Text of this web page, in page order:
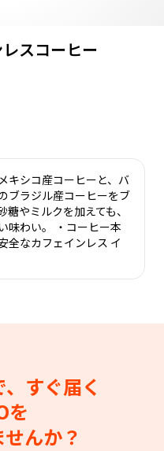
スコーヒー
キシコ産コーヒーと、バ
ブラジル産コーヒーをブ
やミルクを加えても、
味わい。 ・コーヒー本
全なカフェインレス イ
すぐ届く
を
んか？